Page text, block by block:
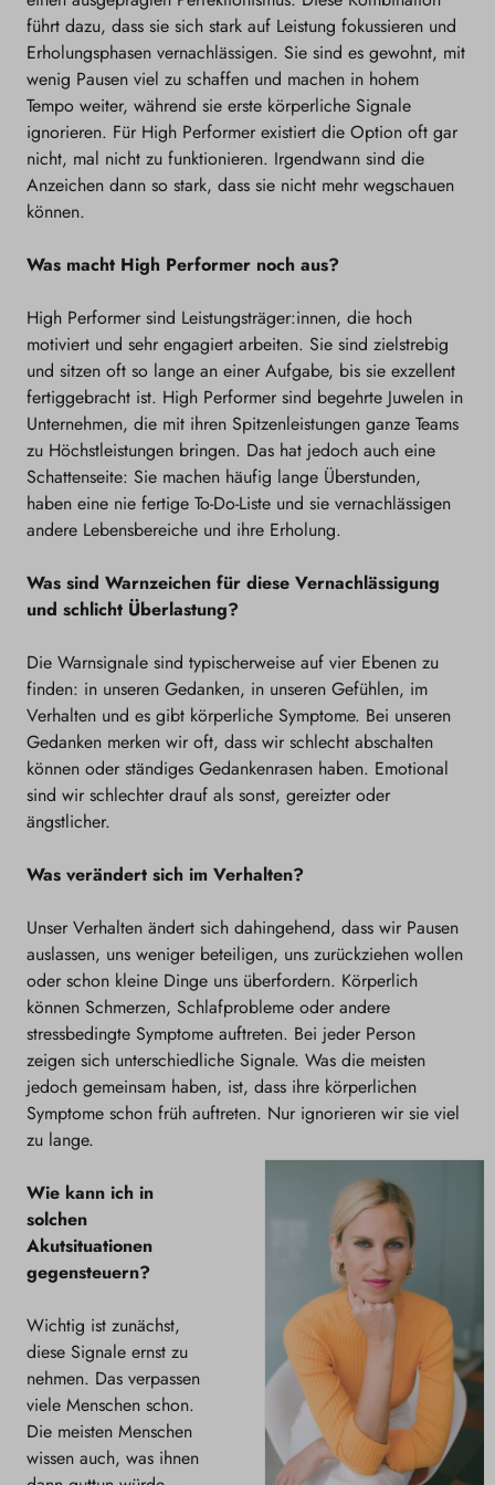
führt dazu, dass sie sich stark auf Leistung fokussieren und
Erholungsphasen vernachlässigen. Sie sind es gewohnt, mit
wenig Pausen viel zu schaffen und machen in hohem
Tempo weiter, während sie erste körperliche Signale
ignorieren. Für High Performer existiert die Option oft gar
nicht, mal nicht zu funktionieren. Irgendwann sind die
Anzeichen dann so stark, dass sie nicht mehr wegschauen
können.
Was macht High Performer noch aus?
High Performer sind Leistungsträger:innen, die hoch
motiviert und sehr engagiert arbeiten. Sie sind zielstrebig
und sitzen oft so lange an einer Aufgabe, bis sie exzellent
fertiggebracht ist. High Performer sind begehrte Juwelen in
Unternehmen, die mit ihren Spitzenleistungen ganze Teams
zu Höchstleistungen bringen. Das hat jedoch auch eine
Schattenseite: Sie machen häufig lange Überstunden,
haben eine nie fertige To-Do-Liste und sie vernachlässigen
andere Lebensbereiche und ihre Erholung.
Was sind Warnzeichen für diese Vernachlässigung
und schlicht Überlastung?
Die Warnsignale sind typischerweise auf vier Ebenen zu
finden: in unseren Gedanken, in unseren Gefühlen, im
Verhalten und es gibt körperliche Symptome. Bei unseren
Gedanken merken wir oft, dass wir schlecht abschalten
können oder ständiges Gedankenrasen haben. Emotional
sind wir schlechter drauf als sonst, gereizter oder
ängstlicher.
Was verändert sich im Verhalten?
Unser Verhalten ändert sich dahingehend, dass wir Pausen
auslassen, uns weniger beteiligen, uns zurückziehen wollen
oder schon kleine Dinge uns überfordern. Körperlich
können Schmerzen, Schlafprobleme oder andere
stressbedingte Symptome auftreten. Bei jeder Person
zeigen sich unterschiedliche Signale. Was die meisten
jedoch gemeinsam haben, ist, dass ihre körperlichen
Symptome schon früh auftreten. Nur ignorieren wir sie viel
zu lange.
Wie kann ich in
solchen
Akutsituationen
gegensteuern?
Wichtig ist zunächst,
diese Signale ernst zu
nehmen. Das verpassen
viele Menschen schon.
Die meisten Menschen
wissen auch, was ihnen